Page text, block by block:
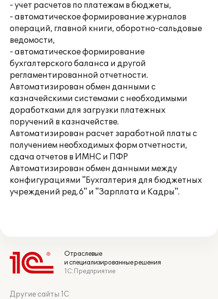
- учет расчетов по платежам в бюджеты,
- автоматическое формирование журналов
операций, главной книги, оборотно-сальдовые
ведомости,
- автоматическое формирование
бухгалтерского баланса и другой
регламентированной отчетности.
Автоматизирован обмен данными с
казначейскими системами с необходимыми
доработками для загрузки платежных
поручений в казначействе.
Автоматизирован расчет заработной платы с
получением необходимых форм отчетности,
сдача отчетов в ИМНС и ПФР
Автоматизирован обмен данными между
конфигурациями "Бухгалтерия для бюджетных
учреждений ред.6" и "Зарплата и Кадры".
Отраслевые
и специализированные решения
1С:Предприятие
Другие сайты 1С